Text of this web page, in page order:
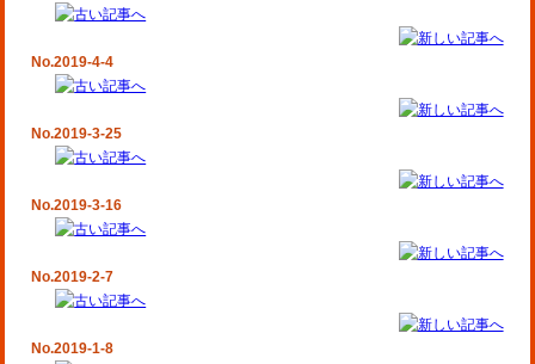
No.2019-4-4
No.2019-3-25
No.2019-3-16
No.2019-2-7
No.2019-1-8